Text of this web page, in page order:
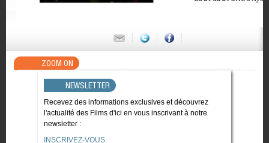
ZOOM ON
NEWSLETTER
Recevez des informations exclusives et découvrez
l'actualité des Films d'ici en vous inscrivant à notre
newsletter :
INSCRIVEZ-VOUS